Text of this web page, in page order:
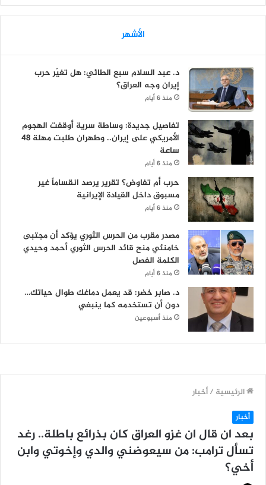
الأشهر
د. عبد السلام سبع الطائي: هل تغيّر حرب
إيران وجه العراق؟
منذ 6 أيام
تفاصيل جديدة: وساطة سرية أوقفت الهجوم
الأمريكي على إيران.. وطهران طلبت مهلة 48
ساعة
منذ 6 أيام
حرب أم تفاوض؟ تقرير يرصد انقساماً غير
مسبوق داخل القيادة الإيرانية
منذ 6 أيام
مصدر مقرب من الحرس الثوري يؤكد أن مجتبى
خامنئي منح قائد الحرس الثوري أحمد وحيدي
الكلمة الفصل
منذ 6 أيام
د. صابر خضر: قد يعمل دماغك طوال حياتك…
دون أن تستخدمه كما ينبغي
منذ أسبوعين